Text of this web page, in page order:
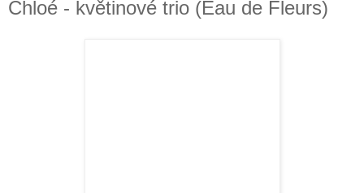
Chloé - květinové trio (Eau de Fleurs)